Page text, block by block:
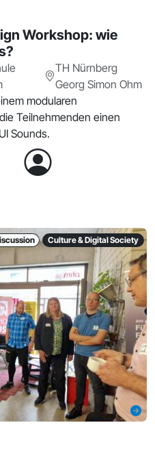
Workshop: wie
TH Nürnberg
Georg Simon Ohm
modularen
Teilnehmenden einen
Sounds.
Culture & Digital Society